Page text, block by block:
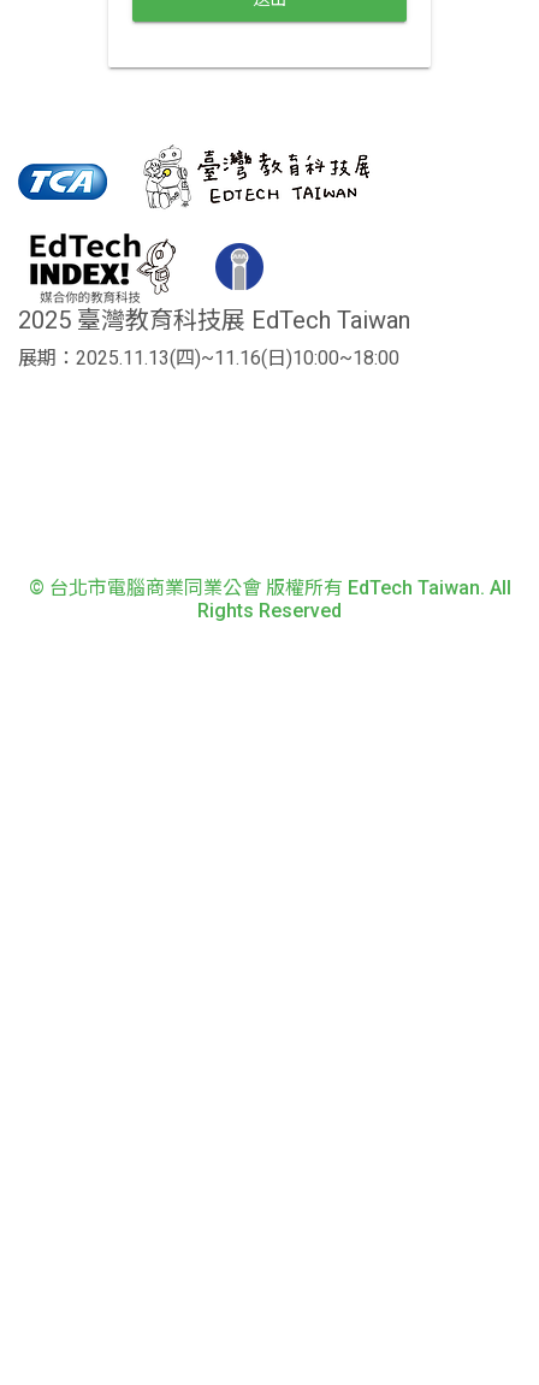
2025 臺灣教育科技展 EdTech Taiwan
展期：2025.11.13(四)~11.16(日)10:00~18:00
© 台北市電腦商業同業公會 版權所有 EdTech Taiwan. All
Rights Reserved